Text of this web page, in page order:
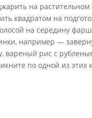
на растительном
квадратом на
на середину
например —
рис с
по одной из этих